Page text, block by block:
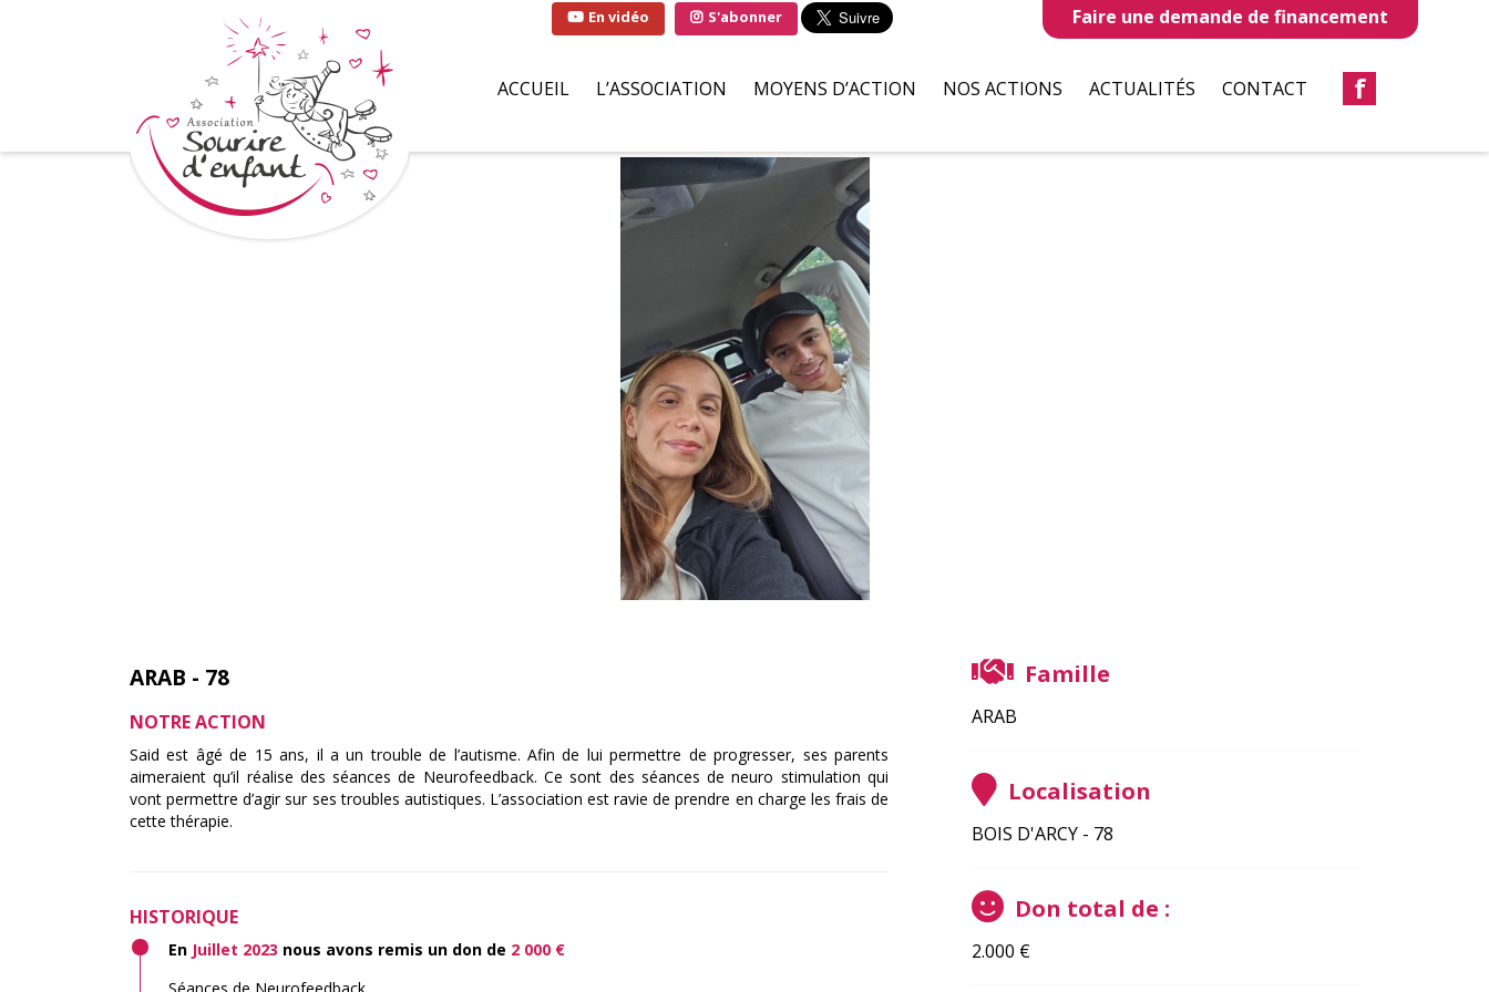
ACCUEIL L’ASSOCIATION
LA MARRAINE DE
L’ASSOCIATION
DEMANDES D’AIDES
MOYENS D’ACTION
PARTENAIRES BÉNÉVOLES
ILS S’ENGAGENT POUR NOUS
NOS ACTIONS ACTUALITÉS CONTACT f
ARAB - 78
NOTRE ACTION
Said est âgé de 15 ans, il a un trouble de l’autisme. Afin de lui permettre de progresser, ses parents
aimeraient qu’il réalise des séances de Neurofeedback. Ce sont des séances de neuro stimulation qui
vont permettre d’agir sur ses troubles autistiques. L’association est ravie de prendre en charge les frais de
cette thérapie.
HISTORIQUE
En Juillet 2023 nous avons remis un don de 2 000 €
Famille
ARAB
Localisation
BOIS D'ARCY - 78
Don total de :
2.000 €
Faire une demande de financement
S'abonner
En vidéo